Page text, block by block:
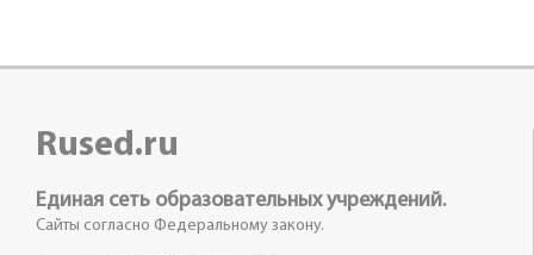
Rused.ru
Единая сеть образовательных учреждений.
Сайты согласно Федеральному закону.